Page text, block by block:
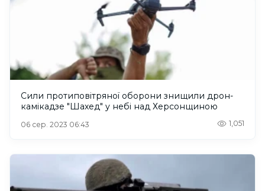
Сили протиповітряної оборони знищили дрон-
камікадзе "Шахед" у небі над Херсонщиною
06 сер. 2023 06:43 1,051